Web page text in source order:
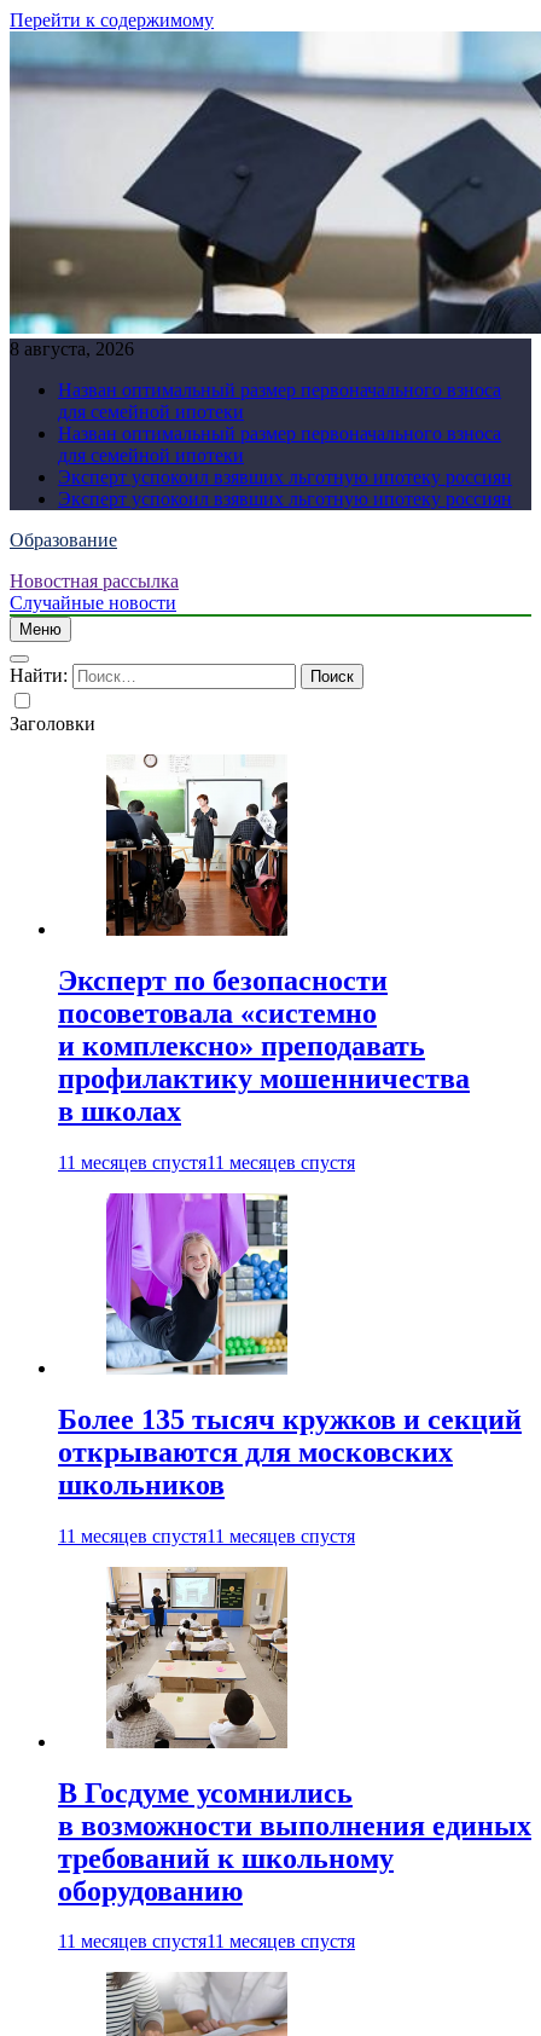
Перейти к содержимому
8 августа, 2026
Назван оптимальный размер первоначального взноса
для семейной ипотеки
Назван оптимальный размер первоначального взноса
для семейной ипотеки
Эксперт успокоил взявших льготную ипотеку россиян
Эксперт успокоил взявших льготную ипотеку россиян
Образование
Новостная рассылка
Случайные новости
Меню
Найти:
Заголовки
Эксперт по безопасности
посоветовала «системно
и комплексно» преподавать
профилактику мошенничества
в школах
11 месяцев спустя11 месяцев спустя
Более 135 тысяч кружков и секций
открываются для московских
школьников
11 месяцев спустя11 месяцев спустя
В Госдуме усомнились
в возможности выполнения единых
требований к школьному
оборудованию
11 месяцев спустя11 месяцев спустя